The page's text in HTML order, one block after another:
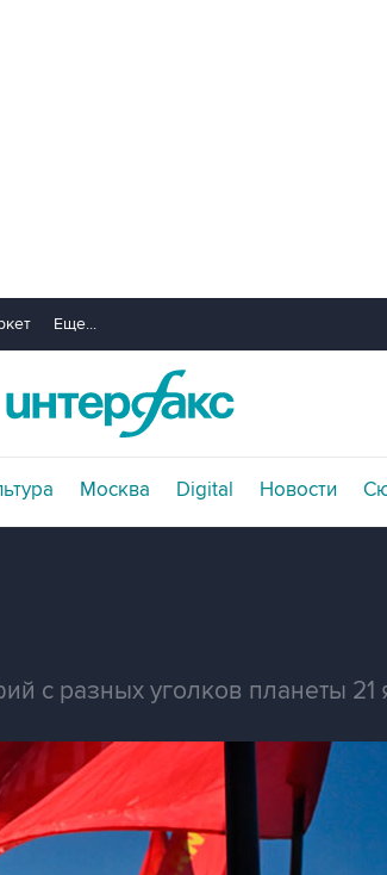
Еще...
Москва Digital Новости
с разных уголков планеты 21